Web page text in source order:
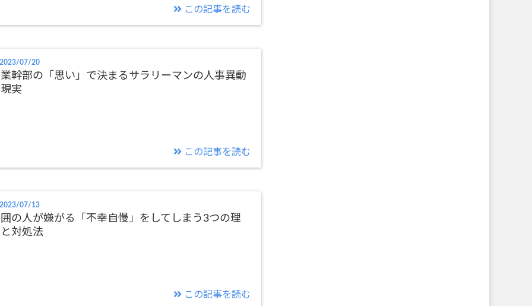
この記事を読む
07/20
幹部の「思い」で決まるサラリーマンの人事異動
実
この記事を読む
07/13
の人が嫌がる「不幸自慢」をしてしまう3つの理
対処法
この記事を読む